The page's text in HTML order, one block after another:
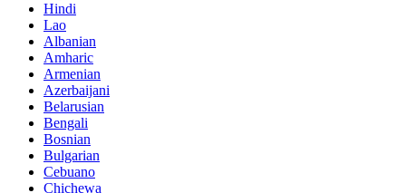
Hindi
Lao
Albanian
Amharic
Armenian
Azerbaijani
Belarusian
Bengali
Bosnian
Bulgarian
Cebuano
Chichewa